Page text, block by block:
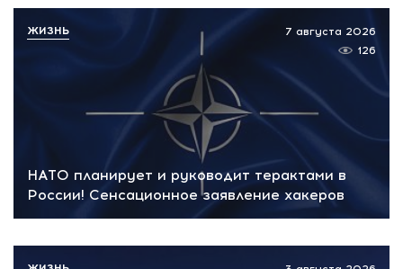
НАТО планирует и руководит терактами в
России! Сенсационное заявление хакеров
7 августа 2026
126
ЖИЗНЬ